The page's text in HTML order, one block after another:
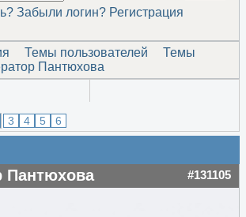
Забыли логин? Регистрация
Темы пользователей
Темы
Пантюхова
3 4 5 6
Пантюхова #131105